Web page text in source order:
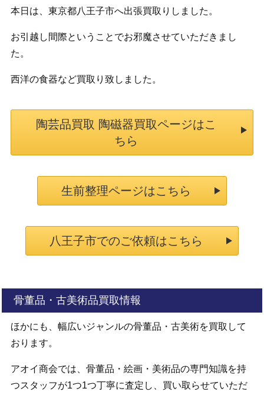
本日は、東京都八王子市へ出張買取りしました。
お引越し間際ということでお邪魔させていただきまし
た。
西洋の食器など買取り致しました。
陶芸品買取 陶磁器買取ページはこ
ちら
生前整理ページはこちら
八王子市でのご依頼はこちら
骨董品・古美術品買取情報
ほかにも、幅広いジャンルの骨董品・古美術を買取して
おります。
アオイ商会では、骨董品・絵画・美術品の専門知識を持
つスタッフが1つ1つ丁寧に査定し、買い取らせていただ